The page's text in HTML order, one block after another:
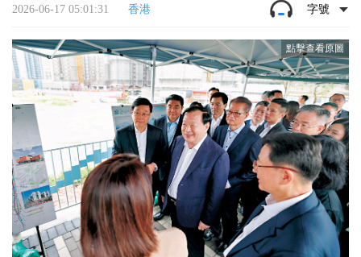
2026-06-17 05:01:31 香港 字號